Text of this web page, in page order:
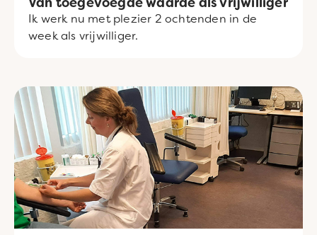
Ik werk nu met plezier 2 ochtenden in de
week als vrijwilliger.